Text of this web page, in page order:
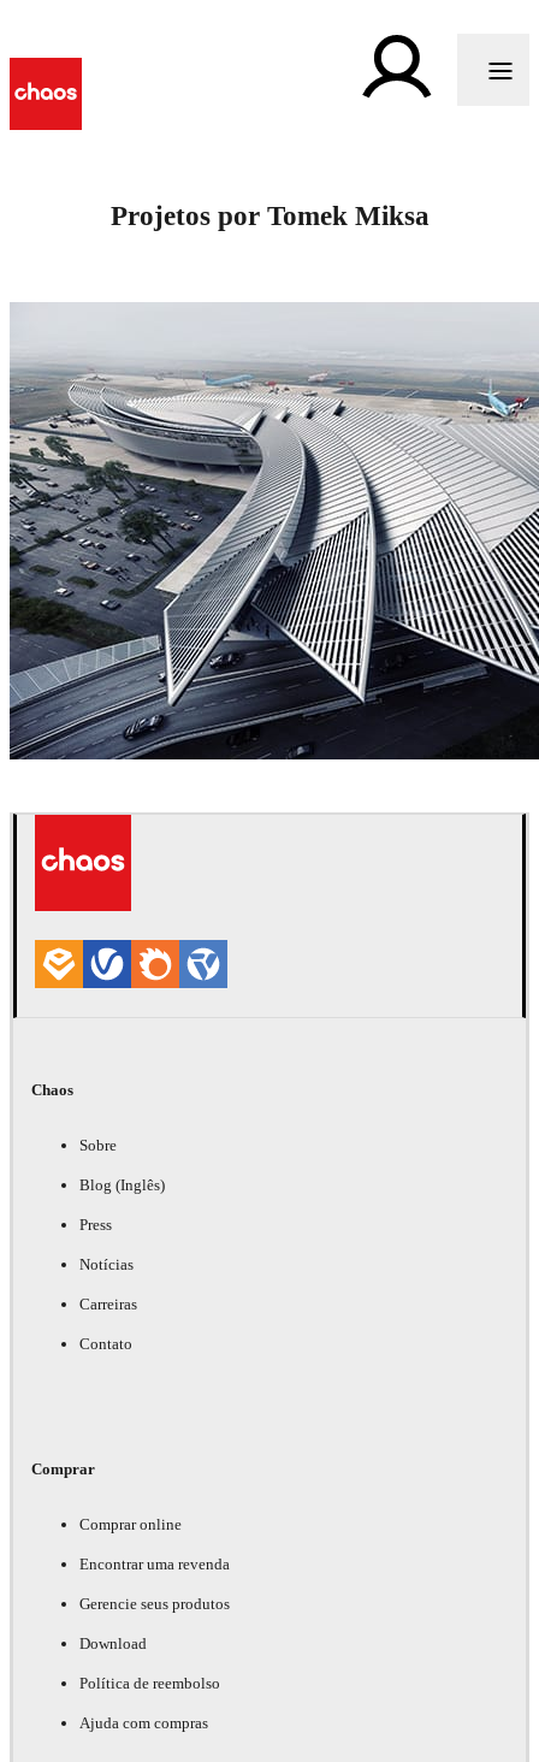
Projetos por Tomek Miksa
Chaos
Sobre
Blog (Inglês)
Press
Notícias
Carreiras
Contato
Comprar
Comprar online
Encontrar uma revenda
Gerencie seus produtos
Download
Política de reembolso
Ajuda com compras